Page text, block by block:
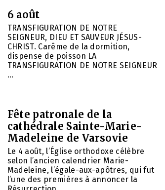
6 août
TRANSFIGURATION DE NOTRE
SEIGNEUR, DIEU ET SAUVEUR JÉSUS-
CHRIST. Carême de la dormition,
dispense de poisson LA
TRANSFIGURATION DE NOTRE SEIGNEUR
...
Fête patronale de la
cathédrale Sainte-Marie-
Madeleine de Varsovie
Le 4 août, l’Église orthodoxe célèbre
selon l’ancien calendrier Marie-
Madeleine, l’égale-aux-apôtres, qui fut
l’une des premières à annoncer la